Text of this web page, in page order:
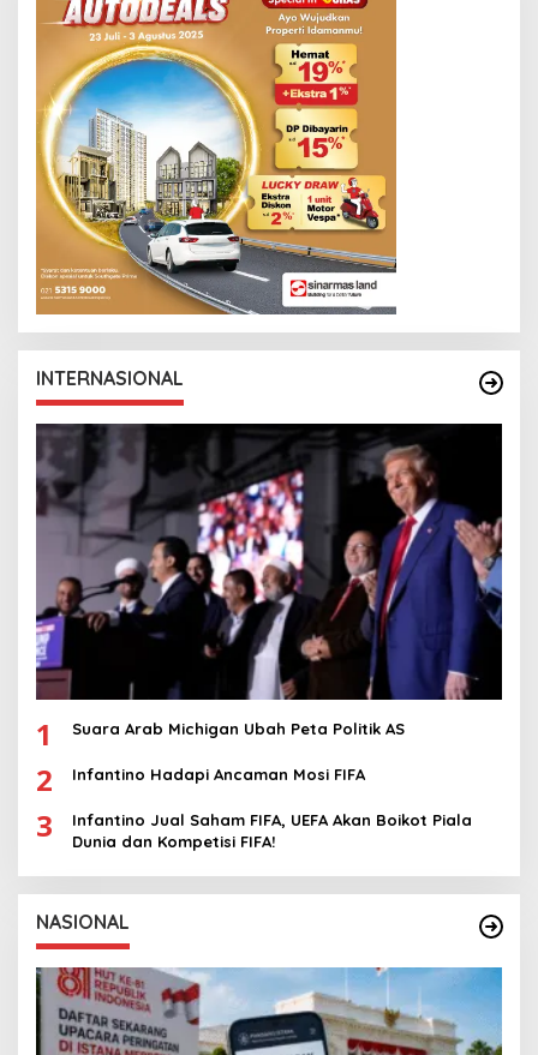
INTERNASIONAL
1 Suara Arab Michigan Ubah Peta Politik AS
2 Infantino Hadapi Ancaman Mosi FIFA
3
Infantino Jual Saham FIFA, UEFA Akan Boikot Piala
Dunia dan Kompetisi FIFA!
NASIONAL